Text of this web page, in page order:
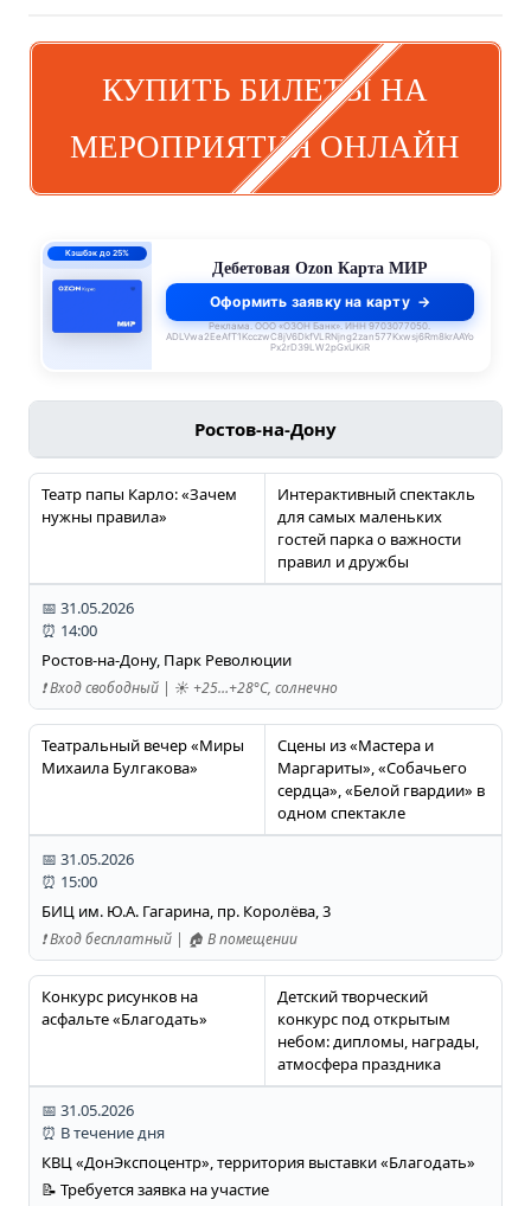
КУПИТЬ БИЛЕТЫ НА
МЕРОПРИЯТИЯ ОНЛАЙН
0% до 140 дней
Кредитная Ozon Карта
Оформить заявку на карту
Реклама. ООО «ОЗОН Банк». ИНН 9703077050.
ADLVwa2EeAfT1KcczwC8jV6DkfVLRNjng2zan577Kxwsj6Rm8krAAYo
Px2rD39LW2pGxUKiR
Ростов-на-Дону
Театр папы Карло: «Зачем
нужны правила»
Интерактивный спектакль
для самых маленьких
гостей парка о важности
правил и дружбы
📅 31.05.2026
⏰ 14:00
Ростов-на-Дону, Парк Революции
❗️ Вход свободный | ☀️ +25…+28°C, солнечно
Театральный вечер «Миры
Михаила Булгакова»
Сцены из «Мастера и
Маргариты», «Собачьего
сердца», «Белой гвардии» в
одном спектакле
📅 31.05.2026
⏰ 15:00
БИЦ им. Ю.А. Гагарина, пр. Королёва, 3
❗️ Вход бесплатный | 🏠 В помещении
Конкурс рисунков на
асфальте «Благодать»
Детский творческий
конкурс под открытым
небом: дипломы, награды,
атмосфера праздника
📅 31.05.2026
⏰ В течение дня
КВЦ «ДонЭкспоцентр», территория выставки «Благодать»
📝 Требуется заявка на участие